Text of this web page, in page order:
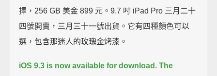
擇，256 GB 美金 899 元。9.7 吋 iPad Pro 三月二十
四號開賣，三月三十一號出貨。它有四種顏色可以
選，包含那迷人的玫瑰金烤漆。
iOS 9.3 is now available for download. The